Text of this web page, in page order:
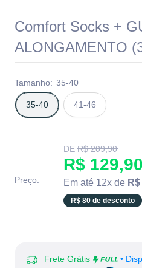
Comfort Socks +
ALONGAMENTO
Tamanho: 35-40
35-40 41-46
Preço:
DETranslation
missing:
pt-
R$ 209,90
missing:
pt-
R$ 129,90
Em até 12x de
R$ 80 de desconto
Frete Grátis •